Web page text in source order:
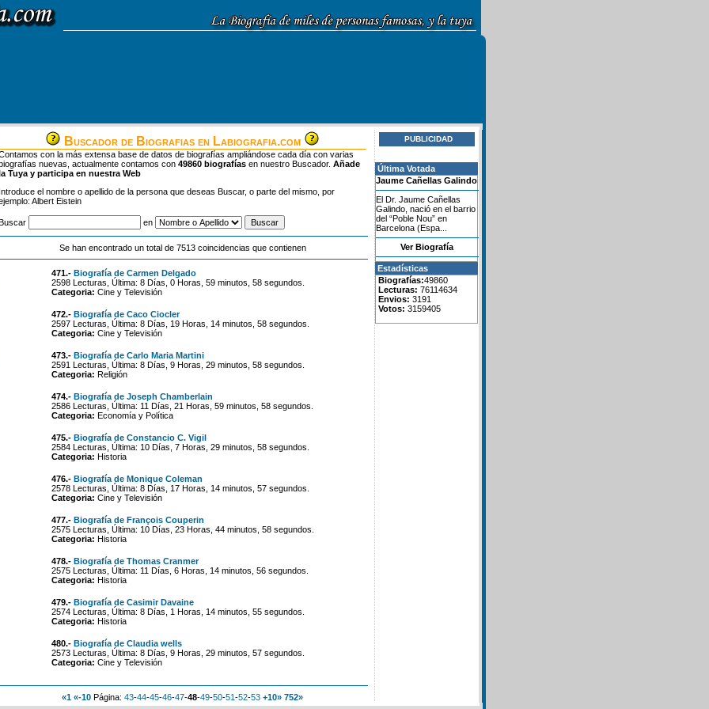
Buscador de Biografias en Labiografia.com
con la más extensa base de datos de biografías ampliándose cada día con varias
nuevas, actualmente contamos con 49860 biografías en nuestro Buscador. Añade
Tuya y participa en nuestra Web
Introduce el nombre o apellido de la persona que deseas Buscar, o parte del mismo, por
Albert Eistein
en
Se han encontrado un total de 7513 coincidencias que contienen
471.- Biografía de Carmen Delgado
2598 Lecturas, Última: 8 Días, 0 Horas, 59 minutos, 58 segundos.
Categoria: Cine y Televisión
472.- Biografía de Caco Ciocler
2597 Lecturas, Última: 8 Días, 19 Horas, 14 minutos, 58 segundos.
Categoria: Cine y Televisión
473.- Biografía de Carlo Maria Martini
2591 Lecturas, Última: 8 Días, 9 Horas, 29 minutos, 58 segundos.
Categoria: Religión
474.- Biografía de Joseph Chamberlain
2586 Lecturas, Última: 11 Días, 21 Horas, 59 minutos, 58 segundos.
Categoria: Economía y Política
475.- Biografía de Constancio C. Vigil
2584 Lecturas, Última: 10 Días, 7 Horas, 29 minutos, 58 segundos.
Categoria: Historia
476.- Biografía de Monique Coleman
2578 Lecturas, Última: 8 Días, 17 Horas, 14 minutos, 57 segundos.
Categoria: Cine y Televisión
477.- Biografía de François Couperin
2575 Lecturas, Última: 10 Días, 23 Horas, 44 minutos, 58 segundos.
Categoria: Historia
478.- Biografía de Thomas Cranmer
2575 Lecturas, Última: 11 Días, 6 Horas, 14 minutos, 56 segundos.
Categoria: Historia
479.- Biografía de Casimir Davaine
2574 Lecturas, Última: 8 Días, 1 Horas, 14 minutos, 55 segundos.
Categoria: Historia
480.- Biografía de Claudia wells
2573 Lecturas, Última: 8 Días, 9 Horas, 29 minutos, 57 segundos.
Categoria: Cine y Televisión
«1 «-10 Página: 43-44-45-46-47-48-49-50-51-52-53 +10» 752»
PUBLICIDAD
Última Votada
Jaume Cañellas Galindo
El Dr. Jaume Cañellas
Galindo, nació en el barrio
del “Poble Nou” en
Barcelona (Espa...
Ver Biografía
Estadísticas
Biografías:49860
Lecturas: 76114634
Envios: 3191
Votos: 3159405